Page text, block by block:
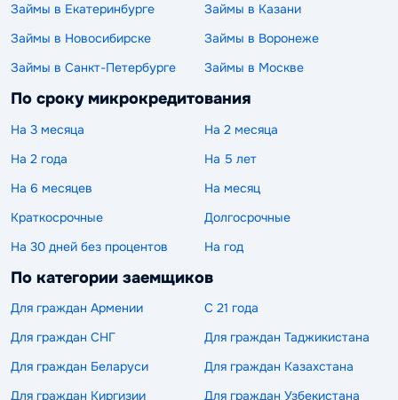
Займы в Екатеринбурге
Займы в Казани
Займы в Новосибирске
Займы в Воронеже
Займы в Санкт-Петербурге
Займы в Москве
По сроку микрокредитования
На 3 месяца
На 2 месяца
На 2 года
На 5 лет
На 6 месяцев
На месяц
Краткосрочные
Долгосрочные
На 30 дней без процентов
На год
По категории заемщиков
Для граждан Армении
С 21 года
Для граждан СНГ
Для граждан Таджикистана
Для граждан Беларуси
Для граждан Казахстана
Для граждан Киргизии
Для граждан Узбекистана